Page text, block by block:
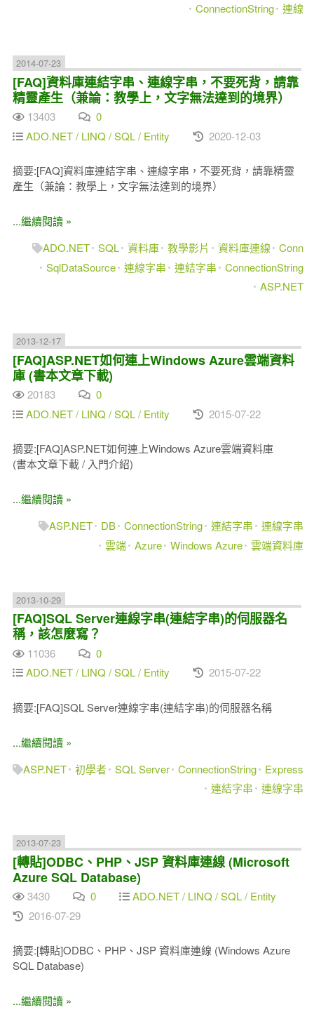
ConnectionString 連線
2014-07-23
[FAQ]資料庫連結字串、連線字串，不要死背，請靠
精靈產生（兼論：教學上，文字無法達到的境界）
13403
0
ADO.NET / LINQ / SQL / Entity
2020-12-03
摘要:[FAQ]資料庫連結字串、連線字串，不要死背，請靠精靈
產生（兼論：教學上，文字無法達到的境界）
...繼續閱讀 »
ADO.NET SQL 資料庫 教學影片 資料庫連線
Conn
SqlDataSource 連線字串 連結字串
ConnectionString
ASP.NET
2013-12-17
[FAQ]ASP.NET如何連上Windows Azure雲端資料
庫 (書本文章下載)
20183
0
ADO.NET / LINQ / SQL / Entity
2015-07-22
摘要:[FAQ]ASP.NET如何連上Windows Azure雲端資料庫
(書本文章下載 / 入門介紹)
...繼續閱讀 »
ASP.NET
DB ConnectionString 連結字串
連線字串
雲端 Azure Windows Azure 雲端資料庫
2013-10-29
[FAQ]SQL Server連線字串(連結字串)的伺服器名
稱，該怎麼寫？
11036
0
ADO.NET / LINQ / SQL / Entity
2015-07-22
摘要:[FAQ]SQL Server連線字串(連結字串)的伺服器名稱
...繼續閱讀 »
ASP.NET 初學者 SQL Server ConnectionString
Express
連結字串
連線字串
2013-07-23
[轉貼]ODBC、PHP、JSP 資料庫連線 (Microsoft
Azure SQL Database)
3430 0
ADO.NET / LINQ / SQL / Entity
2016-07-29
摘要:[轉貼]ODBC、PHP、JSP 資料庫連線 (Windows Azure
SQL Database)
...繼續閱讀 »